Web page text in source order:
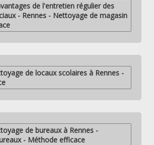
de l'entretien régulier des
- Rennes - Nettoyage de magasin
de locaux scolaires à Rennes -
de bureaux à Rennes -
- Méthode efficace